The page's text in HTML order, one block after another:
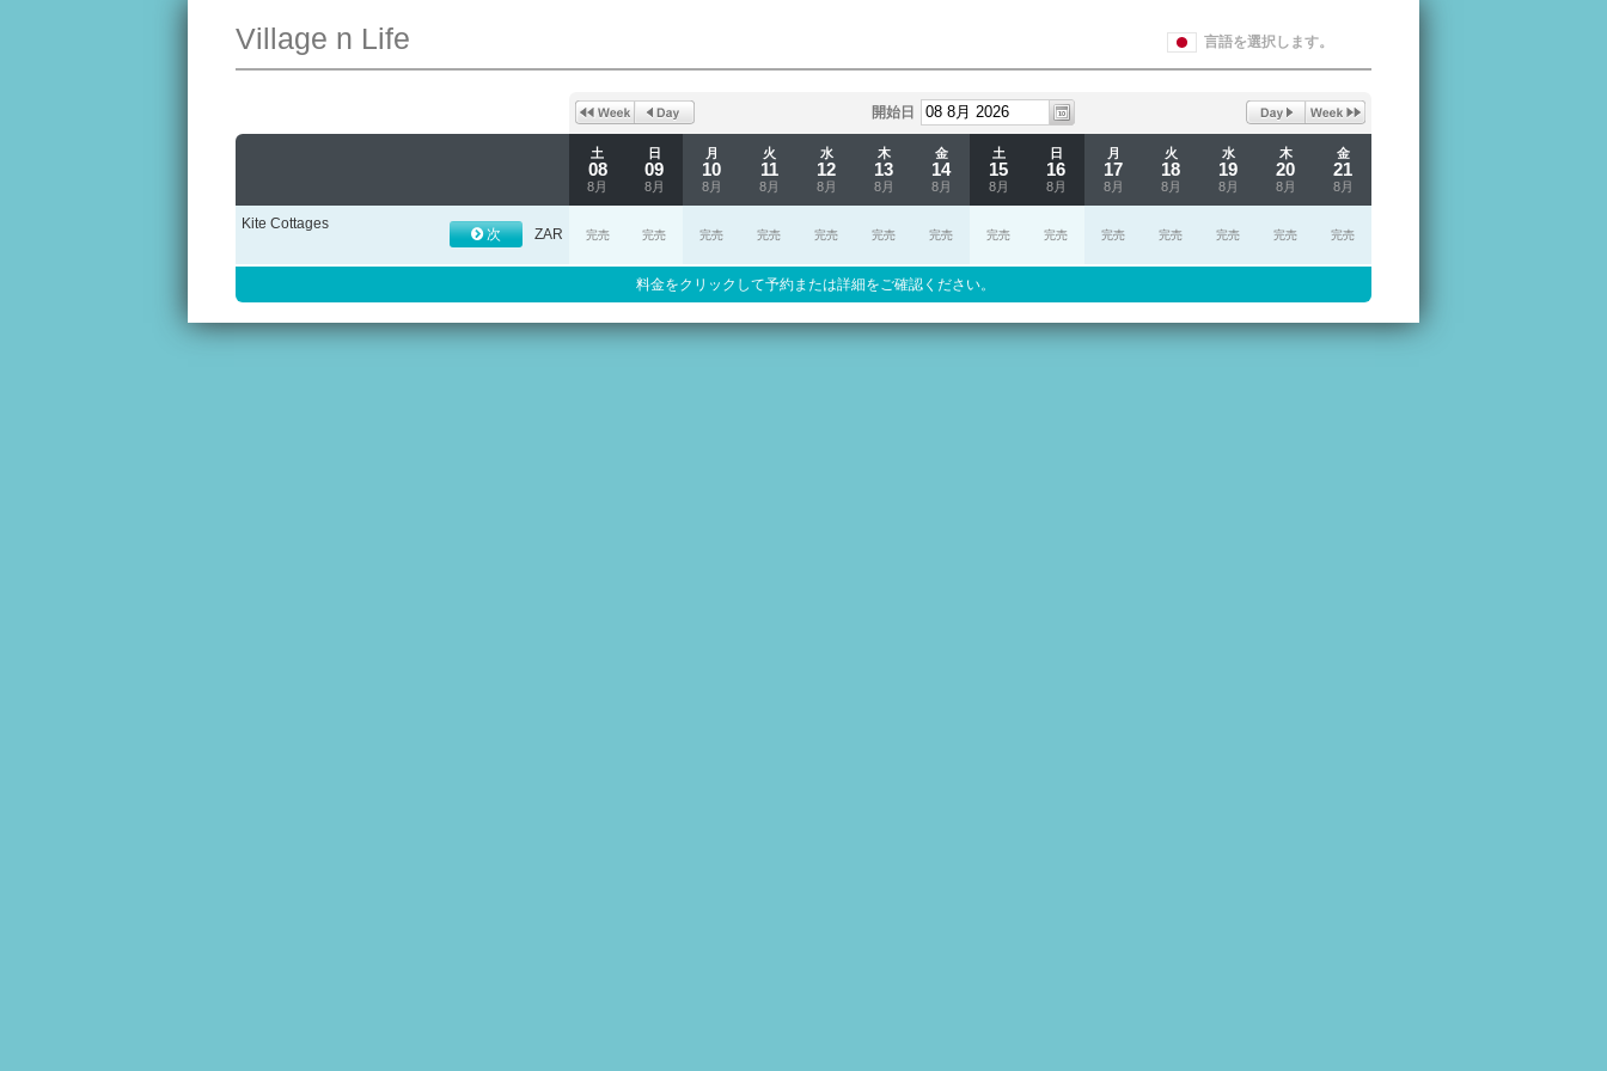
言語を選択します。
Village n Life
開始日
土
08
8月
日
09
8月
月
10
8月
火
11
8月
水
12
8月
木
13
8月
金
14
8月
土
15
8月
日
16
8月
月
17
8月
火
18
8月
水
19
8月
木
20
8月
金
21
8月
Kite Cottages
次 ZAR 完売 完売 完売 完売 完売 完売 完売 完売 完売 完売 完売 完売 完売 完売
料金をクリックして予約または詳細をご確認ください。